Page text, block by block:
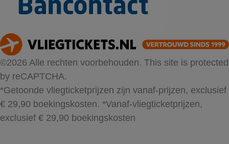
©2026 Alle rechten voorbehouden. This site is protected
by reCAPTCHA.
*Getoonde vliegticketprijzen zijn vanaf-prijzen, exclusief
€ 29,90 boekingskosten. *Vanaf-vliegticketprijzen,
exclusief € 29,90 boekingskosten